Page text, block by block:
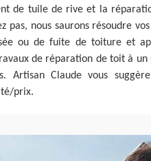
de tuile de rive et la
pas, nous saurons résoudre
ou de fuite de toiture et
de réparation de toit à
Artisan Claude vous
prix.